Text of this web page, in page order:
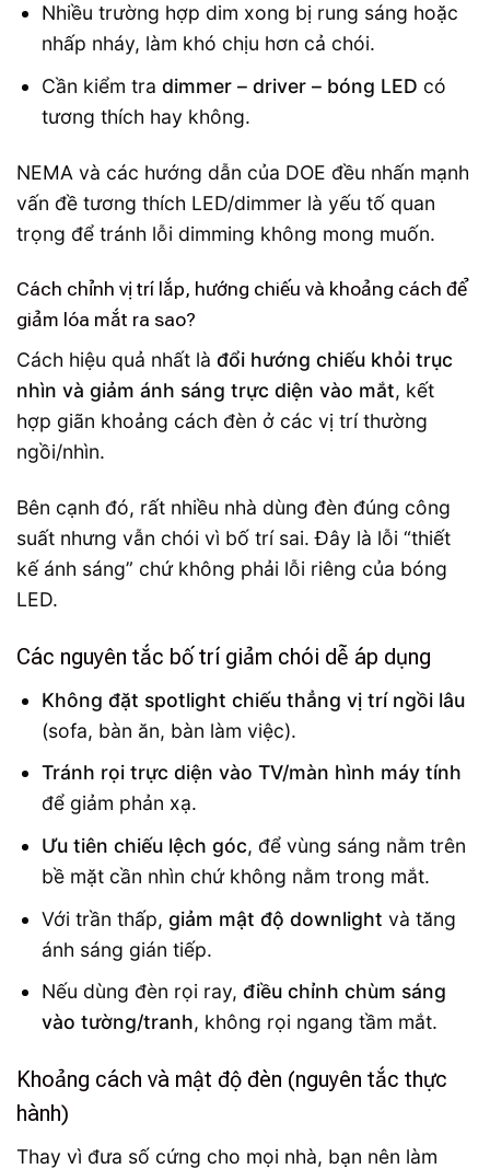
Nhiều trường hợp dim xong bị rung sáng hoặc
nhấp nháy, làm khó chịu hơn cả chói.
Cần kiểm tra dimmer – driver – bóng LED có
tương thích hay không.
NEMA và các hướng dẫn của DOE đều nhấn mạnh
vấn đề tương thích LED/dimmer là yếu tố quan
trọng để tránh lỗi dimming không mong muốn.
Cách chỉnh vị trí lắp, hướng chiếu và khoảng cách để
giảm lóa mắt ra sao?
Cách hiệu quả nhất là đổi hướng chiếu khỏi trục
nhìn và giảm ánh sáng trực diện vào mắt, kết
hợp giãn khoảng cách đèn ở các vị trí thường
ngồi/nhìn.
Bên cạnh đó, rất nhiều nhà dùng đèn đúng công
suất nhưng vẫn chói vì bố trí sai. Đây là lỗi “thiết
kế ánh sáng” chứ không phải lỗi riêng của bóng
LED.
Các nguyên tắc bố trí giảm chói dễ áp dụng
Không đặt spotlight chiếu thẳng vị trí ngồi lâu
(sofa, bàn ăn, bàn làm việc).
Tránh rọi trực diện vào TV/màn hình máy tính
để giảm phản xạ.
Ưu tiên chiếu lệch góc, để vùng sáng nằm trên
bề mặt cần nhìn chứ không nằm trong mắt.
Với trần thấp, giảm mật độ downlight và tăng
ánh sáng gián tiếp.
Nếu dùng đèn rọi ray, điều chỉnh chùm sáng
vào tường/tranh, không rọi ngang tầm mắt.
Khoảng cách và mật độ đèn (nguyên tắc thực
hành)
Thay vì đưa số cứng cho mọi nhà, bạn nên làm